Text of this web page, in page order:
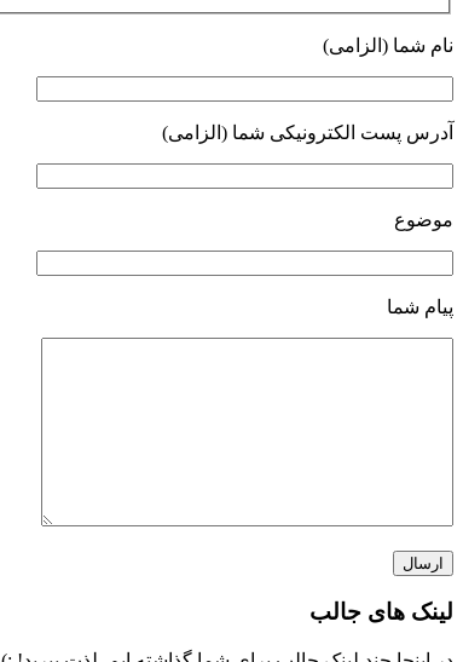
نام شما (الزامی)
آدرس پست الکترونیکی شما (الزامی)
موضوع
پیام شما
لینک های جالب